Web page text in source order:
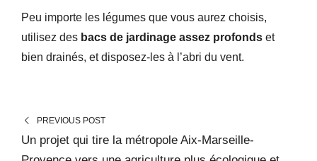
Peu importe les légumes que vous aurez choisis,
utilisez des bacs de jardinage assez profonds et
bien drainés, et disposez-les à l’abri du vent.
PREVIOUS POST
Un projet qui tire la métropole Aix-Marseille-